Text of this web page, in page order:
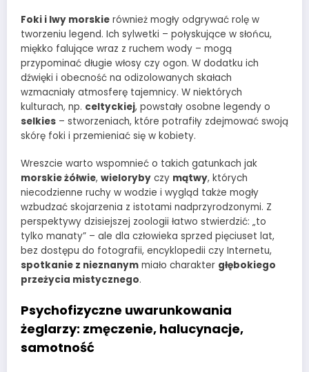
Foki i lwy morskie również mogły odgrywać rolę w
tworzeniu legend. Ich sylwetki – połyskujące w słońcu,
miękko falujące wraz z ruchem wody – mogą
przypominać długie włosy czy ogon. W dodatku ich
dźwięki i obecność na odizolowanych skałach
wzmacniały atmosferę tajemnicy. W niektórych
kulturach, np. celtyckiej, powstały osobne legendy o
selkies – stworzeniach, które potrafiły zdejmować swoją
skórę foki i przemieniać się w kobiety.
Wreszcie warto wspomnieć o takich gatunkach jak
morskie żółwie, wieloryby czy mątwy, których
niecodzienne ruchy w wodzie i wygląd także mogły
wzbudzać skojarzenia z istotami nadprzyrodzonymi. Z
perspektywy dzisiejszej zoologii łatwo stwierdzić: „to
tylko manaty” – ale dla człowieka sprzed pięciuset lat,
bez dostępu do fotografii, encyklopedii czy Internetu,
spotkanie z nieznanym miało charakter głębokiego
przeżycia mistycznego.
Psychofizyczne uwarunkowania
żeglarzy: zmęczenie, halucynacje,
samotność